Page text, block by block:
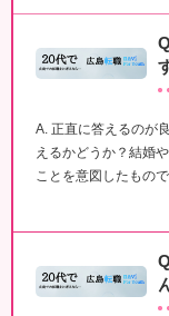
A. 正直に答えるのが
えるかどうか？結婚
ことを意図したもの